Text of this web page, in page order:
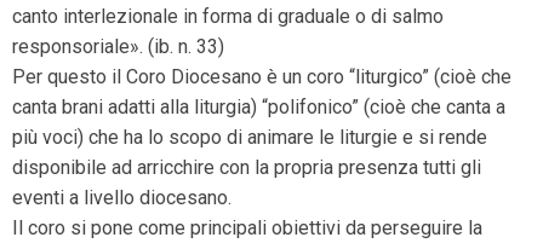
canto interlezionale in forma di graduale o di salmo
responsoriale». (ib. n. 33)
Per questo il Coro Diocesano è un coro “liturgico” (cioè che
canta brani adatti alla liturgia) “polifonico” (cioè che canta a
più voci) che ha lo scopo di animare le liturgie e si rende
disponibile ad arricchire con la propria presenza tutti gli
eventi a livello diocesano.
Il coro si pone come principali obiettivi da perseguire la